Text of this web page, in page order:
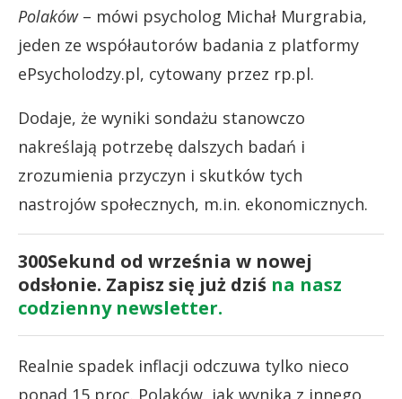
Polaków– mówi psycholog Michał Murgrabia,
jeden ze współautorów badania z platformy
ePsycholodzy.pl, cytowany przez rp.pl.
Dodaje, że wyniki sondażu stanowczo
nakreślają potrzebę dalszych badań i
zrozumienia przyczyn i skutków tych
nastrojów społecznych, m.in. ekonomicznych.
300Sekund od września w nowej
odsłonie. Zapisz się już dziś na nasz
codzienny newsletter.
Realnie spadek inflacji odczuwa tylko nieco
ponad 15 proc. Polaków, jak wynika z innego